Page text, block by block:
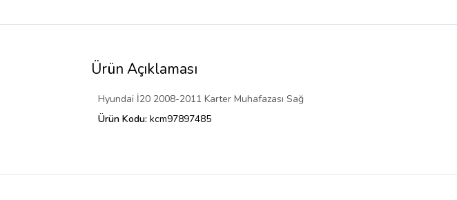
Ürün Açıklaması
Hyundai İ20 2008-2011 Karter Muhafazası Sağ
Ürün Kodu: kcm97897485